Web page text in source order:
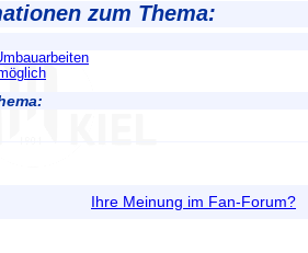
zum Thema:
Ihre Meinung im Fan-Forum?